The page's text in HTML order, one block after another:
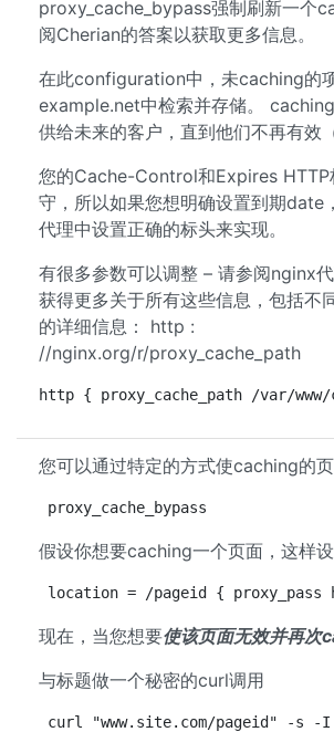
proxy_cache_bypass强制刷新一个
阅Cherian的答案以获取更多信息。
在此configuration中，未caching的
example.net中检索并存储。
供给未来的客户，直到他们不再有效
您的Cache-Control和Expires HTTP
守，所以如果您想明确设置到期date
代理中设置正确的标头来实现。
有很多参数可以调整 – 请参阅nginx
获得更多关于所有这些信息，包括不
的详细信息： http :
//nginx.org/r/proxy_cache_path
http { proxy_cache_path /var/
您可以通过特定的方式使caching的
proxy_cache_bypass
假设你想要caching一个页面，这样
location = /pageid { proxy_pass
现在，当您想要使该页面无效并再次
与标题做一个秘密的curl调用
curl "www.site.com/pageid" -s -